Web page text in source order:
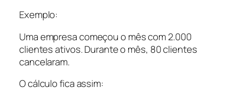
Exemplo:
Uma empresa começou o mês com 2.000
clientes ativos. Durante o mês, 80 clientes
cancelaram.
O cálculo fica assim: